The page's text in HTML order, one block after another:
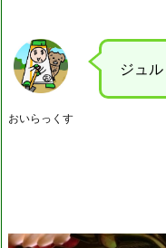
おいらっくす
ジュ